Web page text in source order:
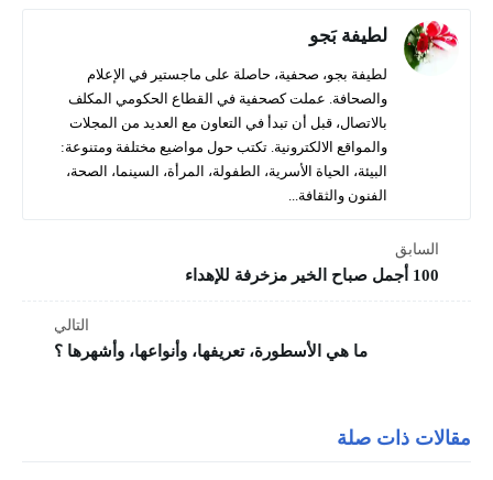
لطيفة بَجو
لطيفة بجو، صحفية، حاصلة على ماجستير في الإعلام
والصحافة. عملت كصحفية في القطاع الحكومي المكلف
بالاتصال، قبل أن تبدأ في التعاون مع العديد من المجلات
والمواقع الالكترونية. تكتب حول مواضيع مختلفة ومتنوعة:
البيئة، الحياة الأسرية، الطفولة، المرأة، السينما، الصحة،
الفنون والثقافة...
السابق
100 أجمل صباح الخير مزخرفة للإهداء
التالي
ما هي الأسطورة، تعريفها، وأنواعها، وأشهرها ؟
مقالات ذات صلة